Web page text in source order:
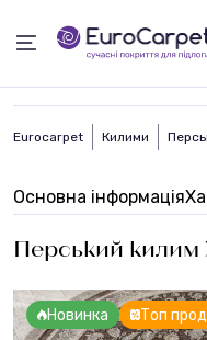
Eurocarpet Килими
Основна інформація
Перський килим
Новинка Топ